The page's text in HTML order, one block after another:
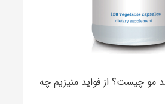
مو چیست؟ از فواید منیزیم چه